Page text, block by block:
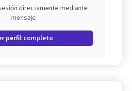
directamente mediante
mensaje
perfil completo